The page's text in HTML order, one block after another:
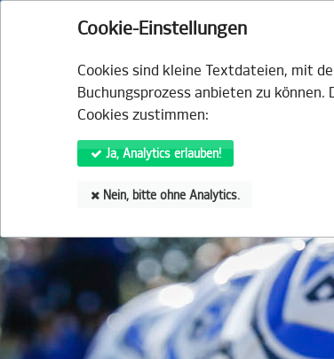
Cookie-Einstellungen
Cookies sind kleine Textdateien, mit
Buchungsprozess anbieten zu
Cookies zustimmen:
Ja, Analytics erlauben!
Nein, bitte ohne Analytics.